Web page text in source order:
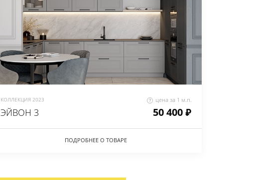
КОЛЛЕКЦИЯ 2023 цена за 1 м.п.
ЭЙВОН 3 50 400 ₽
ПОДРОБНЕЕ О ТОВАРЕ